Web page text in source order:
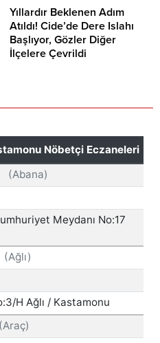
Yıllardır Beklenen Adım
Atıldı! Cide’de Dere Islahı
Başlıyor, Gözler Diğer
İlçelere Çevrildi